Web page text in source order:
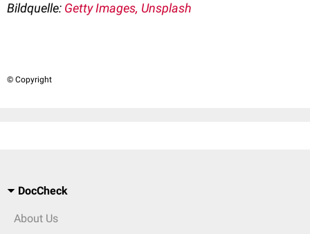
Bildquelle: Getty Images, Unsplash
© Copyright
DocCheck
About Us